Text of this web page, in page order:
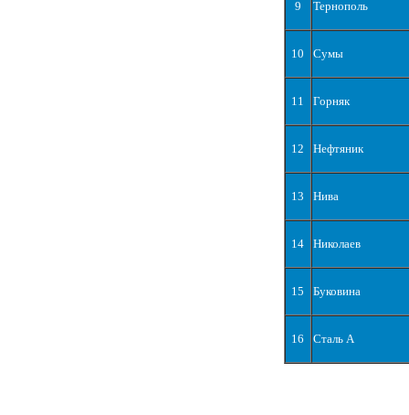
9 Тернополь
10 Сумы
11 Горняк
12 Нефтяник
13 Нива
14 Николаев
15 Буковина
16 Сталь А